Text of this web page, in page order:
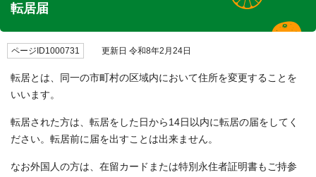
転居届
ページID1000731 更新日 令和8年2月24日
転居とは、同一の市町村の区域内において住所を変更することを
いいます。
転居された方は、転居をした日から14日以内に転居の届をしてく
ださい。転居前に届を出すことは出来ません。
なお外国人の方は、在留カードまたは特別永住者証明書もご持参